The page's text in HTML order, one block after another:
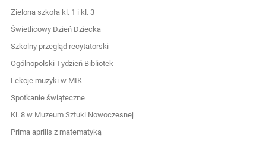
Zielona szkoła kl. 1 i kl. 3
Świetlicowy Dzień Dziecka
Szkolny przegląd recytatorski
Ogólnopolski Tydzień Bibliotek
Lekcje muzyki w MIK
Spotkanie świąteczne
Kl. 8 w Muzeum Sztuki Nowoczesnej
Prima aprilis z matematyką